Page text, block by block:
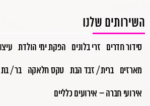
השירותים שלנו
סידור חדרים זרי בלונים הפקת ימי הולדת
מארזים ברית / זבד הבת טקס חלאקה בר /
אירועי חברה – אירועים כלליים